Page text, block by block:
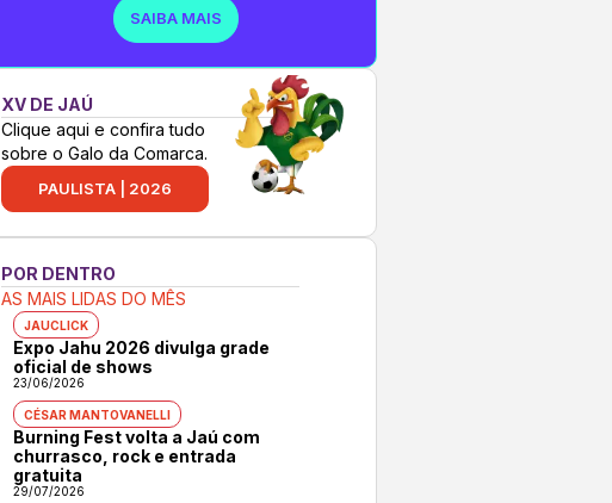
SAIBA MAIS
XV DE JAÚ
Clique aqui e confira tudo
sobre o Galo da Comarca.
PAULISTA | 2026
POR DENTRO
AS MAIS LIDAS DO MÊS
JAUCLICK
Expo Jahu 2026 divulga grade
oficial de shows
23/06/2026
CÉSAR MANTOVANELLI
Burning Fest volta a Jaú com
churrasco, rock e entrada
gratuita
29/07/2026